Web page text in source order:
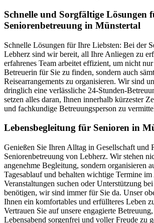
Schnelle und Sorgfältige Lösungen
Seniorenbetreuung in Münstertal
Schnelle Lösungen für Ihre Liebsten: Bei der
Lebherz sind wir bereit, all Ihre Anliegen zu
erfahrenes Team arbeitet effizient, um nicht nur
Betreuerin für Sie zu finden, sondern auch
Reisearrangements zu organisieren. Wir sind
dringlich eine verlässliche 24-Stunden-
setzen alles daran, Ihnen innerhalb kürzester
und fachkundige Betreuungsperson zu
Lebensbegleitung für Senioren in
Genießen Sie Ihren Alltag in Gesellschaft und
Seniorenbetreuung von Lebherz. Wir stehen
angenehme Begleitung, sondern organisieren
Tagesablauf und behalten wichtige Termine
Veranstaltungen suchen oder Unterstützung
benötigen, wir sind immer für Sie da. Unser
Ihnen ein komfortables und erfüllteres Leben
Vertrauen Sie auf unsere engagierte
Lebensabend sorgenfrei und voller Freude zu